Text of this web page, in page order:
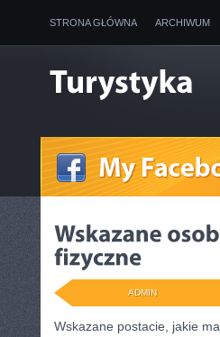
STRONA GŁÓWNA ARCHIWUM
ADMIN
Wskazane postacie, jakie